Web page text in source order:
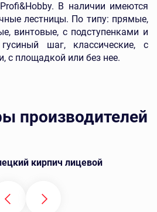
В наличии имеются
лестницы. По типу: прямые,
винтовые, с подступенками и
шаг, классические, с
с площадкой или без нее.
производителей
кирпич лицевой